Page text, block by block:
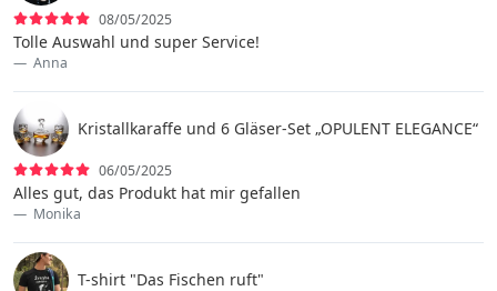
08/05/2025
Tolle Auswahl und super Service!
Anna
Kristallkaraffe und 6 Gläser-Set „OPULENT ELEGANCE“
06/05/2025
Alles gut, das Produkt hat mir gefallen
Monika
T-shirt "Das Fischen ruft"